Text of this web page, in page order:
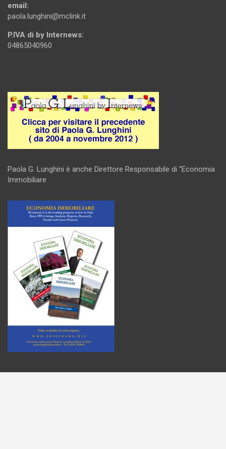
email:
paola.lunghini@mclink.it
P.IVA di by Internews:
04865040960
.
Paola G. Lunghini è anche Direttore Responsabile di “Economia
Immobiliare